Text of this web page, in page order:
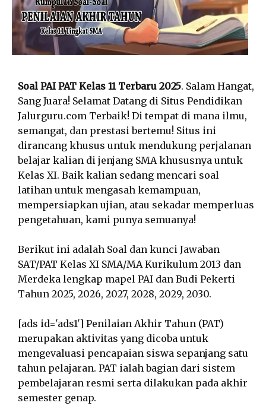
Soal PAI PAT Kelas 11 Terbaru 2025. Salam Hangat,
Sang Juara! Selamat Datang di Situs Pendidikan
Jalurguru.com Terbaik! Di tempat di mana ilmu,
semangat, dan prestasi bertemu! Situs ini
dirancang khusus untuk mendukung perjalanan
belajar kalian di jenjang SMA khususnya untuk
Kelas XI. Baik kalian sedang mencari soal
latihan untuk mengasah kemampuan,
mempersiapkan ujian, atau sekadar memperluas
pengetahuan, kami punya semuanya!
Berikut ini adalah Soal dan kunci Jawaban
SAT/PAT Kelas XI SMA/MA Kurikulum 2013 dan
Merdeka lengkap mapel PAI dan Budi Pekerti
Tahun 2025, 2026, 2027, 2028, 2029, 2030.
[ads id='ads1'] Penilaian Akhir Tahun (PAT)
merupakan aktivitas yang dicoba untuk
mengevaluasi pencapaian siswa sepanjang satu
tahun pelajaran. PAT ialah bagian dari sistem
pembelajaran resmi serta dilakukan pada akhir
semester genap.